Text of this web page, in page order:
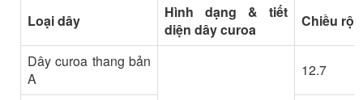
Loại dây
Hình dạng & tiết
diện dây curoa
Chiều
Dây curoa thang bản
A
12.7